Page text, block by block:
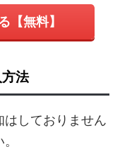
【無料】
法
しておりません